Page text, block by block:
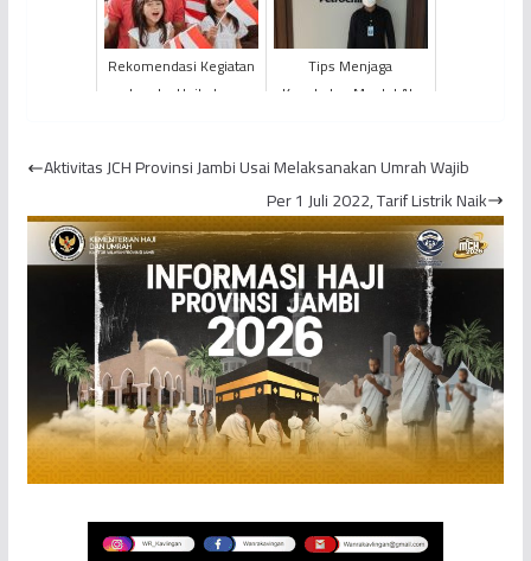
Rekomendasi Kegiatan
Lomba Unik dan
78 RI
Tips Menjaga
Kesehatan Mental Ala
Aktivitas JCH Provinsi Jambi Usai Melaksanakan Umrah Wajib
Per 1 Juli 2022, Tarif Listrik Naik